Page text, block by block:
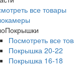
все товары
Посмотреть все
Покрышка 20-22
Покрышка 16-18